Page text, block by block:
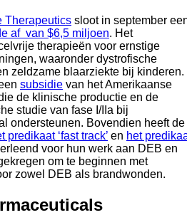
Therapeutics
af  van $6,5 miljoen. Het
therapieën voor ernstige
waaronder dystrofische
zeldzame blaarziekte bij kinderen.
subsidie van het Amerikaanse
de klinische productie en de
studie van fase I/IIa bij
ondersteunen. Bovendien heeft de
predikaat ‘fast track’ en het
voor hun werk aan DEB en
om te beginnen met
zowel DEB als brandwonden.